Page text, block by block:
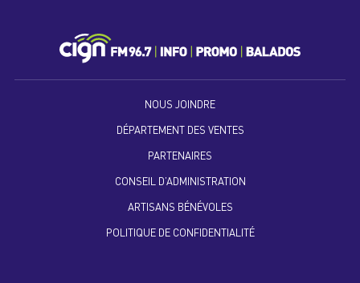
NOUS JOINDRE
DÉPARTEMENT DES VENTES
PARTENAIRES
CONSEIL D’ADMINISTRATION
ARTISANS BÉNÉVOLES
POLITIQUE DE CONFIDENTIALITÉ